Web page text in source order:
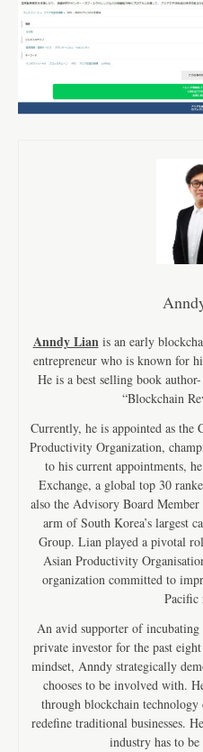
Anndy Lianis an early
entrepreneur who is known for
He is a best selling book
“Blockchain
Currently, he is appointed as
Productivity Organization,
to his current appointments,
Exchange, a global top 30
also the Advisory Board
arm of South Korea’s largest
Group. Lian played a pivotal
Asian Productivity
organization committed to
Pacific
An avid supporter of incubating
private investor for the past
mindset, Anndy strategically
chooses to be involved with.
through blockchain
redefine traditional businesses.
industry has to be